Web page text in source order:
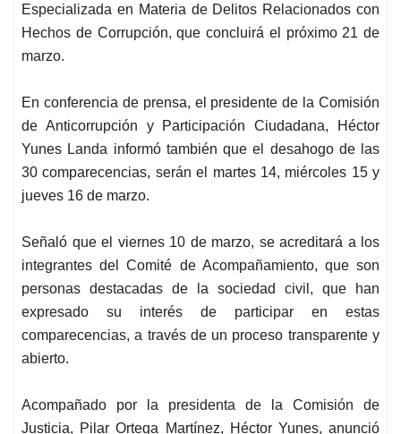
Especializada en Materia de Delitos Relacionados con
Hechos de Corrupción, que concluirá el próximo 21 de
marzo.
En conferencia de prensa, el presidente de la Comisión
de Anticorrupción y Participación Ciudadana, Héctor
Yunes Landa informó también que el desahogo de las
30 comparecencias, serán el martes 14, miércoles 15 y
jueves 16 de marzo.
Señaló que el viernes 10 de marzo, se acreditará a los
integrantes del Comité de Acompañamiento, que son
personas destacadas de la sociedad civil, que han
expresado su interés de participar en estas
comparecencias, a través de un proceso transparente y
abierto.
Acompañado por la presidenta de la Comisión de
Justicia, Pilar Ortega Martínez, Héctor Yunes, anunció